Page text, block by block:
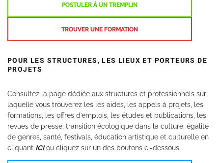
POSTULER À UN TREMPLIN
TROUVER UNE FORMATION
POUR LES STRUCTURES, LES LIEUX ET PORTEURS DE
PROJETS
Consultez la page dédiée aux structures et professionnels sur
laquelle vous trouverez les les aides, les appels à projets, les
formations, les offres d’emplois, les études et publications, les
revues de presse, transition écologique dans la culture, égalité
de genres, santé, festivals, éducation artistique et culturelle en
cliquant ICIou cliquez sur un des boutons ci-dessous